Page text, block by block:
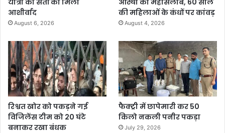
यात्रा को संतों का मिला
आशीर्वाद
August 6, 2026
आस्था का महासैलाब, 60 साल
की महिलाओं के कंधों पर कांवड़
August 4, 2026
रिश्वत खोर को पकड़ने गई
विजिलेंस टीम को 20 घंटे
बनाकर रखा बंधक
फैक्ट्री में छापेमारी कर 50
किलो नकली पनीर पकड़ा
July 29, 2026